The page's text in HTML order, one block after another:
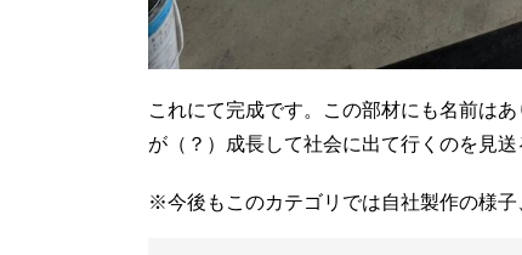
これにて完成です。この部材にも名前は
が（？）成長して社会に出て行くのを見
※今後もこのカテゴリでは自社製作の様子